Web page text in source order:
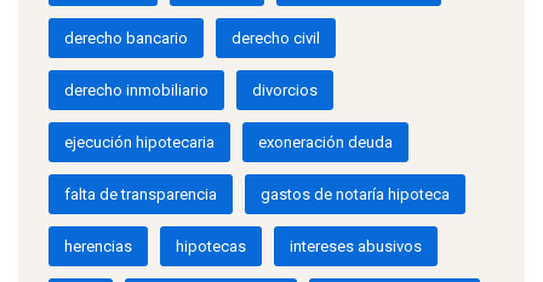
derecho bancario derecho civil
derecho inmobiliario divorcios
ejecución hipotecaria exoneración deuda
falta de transparencia gastos de notaría hipoteca
herencias hipotecas intereses abusivos